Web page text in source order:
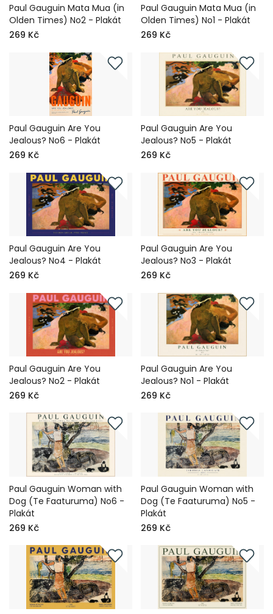
Paul Gauguin Mata Mua (in
Olden Times) No2 - Plakát
269 Kč
Paul Gauguin Mata Mua (in
Olden Times) No1 - Plakát
269 Kč
Paul Gauguin Are You
Jealous? No6 - Plakát
269 Kč
Paul Gauguin Are You
Jealous? No5 - Plakát
269 Kč
Paul Gauguin Are You
Jealous? No4 - Plakát
269 Kč
Paul Gauguin Are You
Jealous? No3 - Plakát
269 Kč
Paul Gauguin Are You
Jealous? No2 - Plakát
269 Kč
Paul Gauguin Are You
Jealous? No1 - Plakát
269 Kč
Paul Gauguin Woman with
Dog (Te Faaturuma) No6 -
Plakát
269 Kč
Paul Gauguin Woman with
Dog (Te Faaturuma) No5 -
Plakát
269 Kč